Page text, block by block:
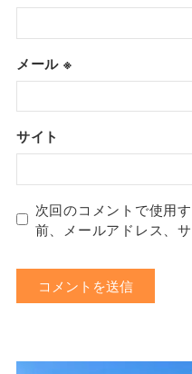
メール ※
サイト
次回のコメントで使用
前、メールアドレス、